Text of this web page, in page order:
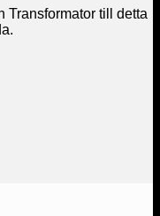
Transformator till detta